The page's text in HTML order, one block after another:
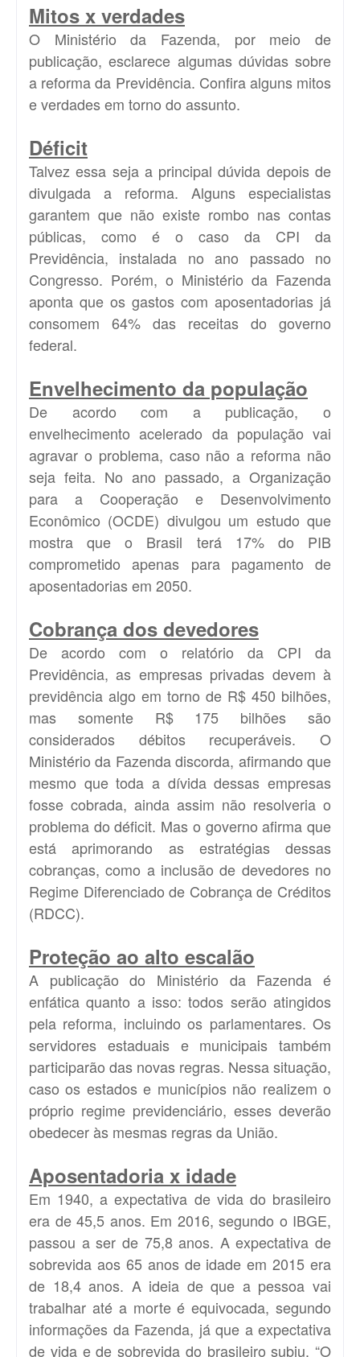
Mitos x verdades
O Ministério da Fazenda, por meio de
publicação, esclarece algumas dúvidas sobre
a reforma da Previdência. Confira alguns mitos
e verdades em torno do assunto.
Déficit
Talvez essa seja a principal dúvida depois de
divulgada a reforma. Alguns especialistas
garantem que não existe rombo nas contas
públicas, como é o caso da CPI da
Previdência, instalada no ano passado no
Congresso. Porém, o Ministério da Fazenda
aponta que os gastos com aposentadorias já
consomem 64% das receitas do governo
federal.
Envelhecimento da população
De acordo com a publicação, o
envelhecimento acelerado da população vai
agravar o problema, caso não a reforma não
seja feita. No ano passado, a Organização
para a Cooperação e Desenvolvimento
Econômico (OCDE) divulgou um estudo que
mostra que o Brasil terá 17% do PIB
comprometido apenas para pagamento de
aposentadorias em 2050.
Cobrança dos devedores
De acordo com o relatório da CPI da
Previdência, as empresas privadas devem à
previdência algo em torno de R$ 450 bilhões,
mas somente R$ 175 bilhões são
considerados débitos recuperáveis. O
Ministério da Fazenda discorda, afirmando que
mesmo que toda a dívida dessas empresas
fosse cobrada, ainda assim não resolveria o
problema do déficit. Mas o governo afirma que
está aprimorando as estratégias dessas
cobranças, como a inclusão de devedores no
Regime Diferenciado de Cobrança de Créditos
(RDCC).
Proteção ao alto escalão
A publicação do Ministério da Fazenda é
enfática quanto a isso: todos serão atingidos
pela reforma, incluindo os parlamentares. Os
servidores estaduais e municipais também
participarão das novas regras. Nessa situação,
caso os estados e municípios não realizem o
próprio regime previdenciário, esses deverão
obedecer às mesmas regras da União.
Aposentadoria x idade
Em 1940, a expectativa de vida do brasileiro
era de 45,5 anos. Em 2016, segundo o IBGE,
passou a ser de 75,8 anos. A expectativa de
sobrevida aos 65 anos de idade em 2015 era
de 18,4 anos. A ideia de que a pessoa vai
trabalhar até a morte é equivocada, segundo
informações da Fazenda, já que a expectativa
de vida e de sobrevida do brasileiro subiu. “O